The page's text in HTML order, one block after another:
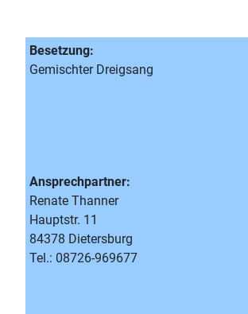
Besetzung:
Gemischter Dreigsang
Ansprechpartner:
Renate Thanner
Hauptstr. 11
84378 Dietersburg
Tel.: 08726-969677